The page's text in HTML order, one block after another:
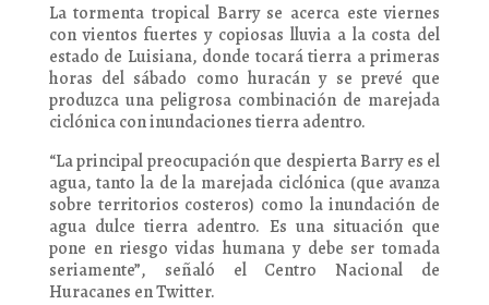
La tormenta tropical Barry se acerca este viernes
con vientos fuertes y copiosas lluvia a la costa del
estado de Luisiana, donde tocará tierra a primeras
horas del sábado como huracán y se prevé que
produzca una peligrosa combinación de marejada
ciclónica con inundaciones tierra adentro.
“La principal preocupación que despierta Barry es el
agua, tanto la de la marejada ciclónica (que avanza
sobre territorios costeros) como la inundación de
agua dulce tierra adentro. Es una situación que
pone en riesgo vidas humana y debe ser tomada
seriamente”, señaló el Centro Nacional de
Huracanes en Twitter.